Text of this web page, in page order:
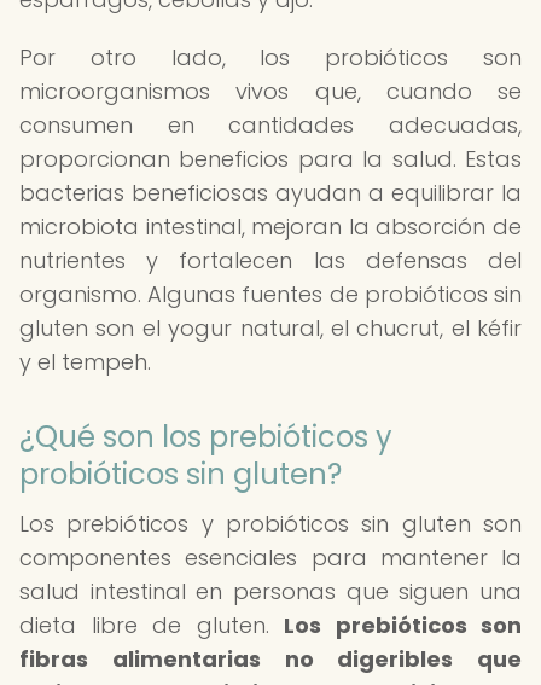
Por otro lado, los probióticos son
microorganismos vivos que, cuando se
consumen en cantidades adecuadas,
proporcionan beneficios para la salud. Estas
bacterias beneficiosas ayudan a equilibrar la
microbiota intestinal, mejoran la absorción de
nutrientes y fortalecen las defensas del
organismo. Algunas fuentes de probióticos sin
gluten son el yogur natural, el chucrut, el kéfir
y el tempeh.
¿Qué son los prebióticos y
probióticos sin gluten?
Los prebióticos y probióticos sin gluten son
componentes esenciales para mantener la
salud intestinal en personas que siguen una
dieta libre de gluten. Los prebióticos son
fibras alimentarias no digeribles que